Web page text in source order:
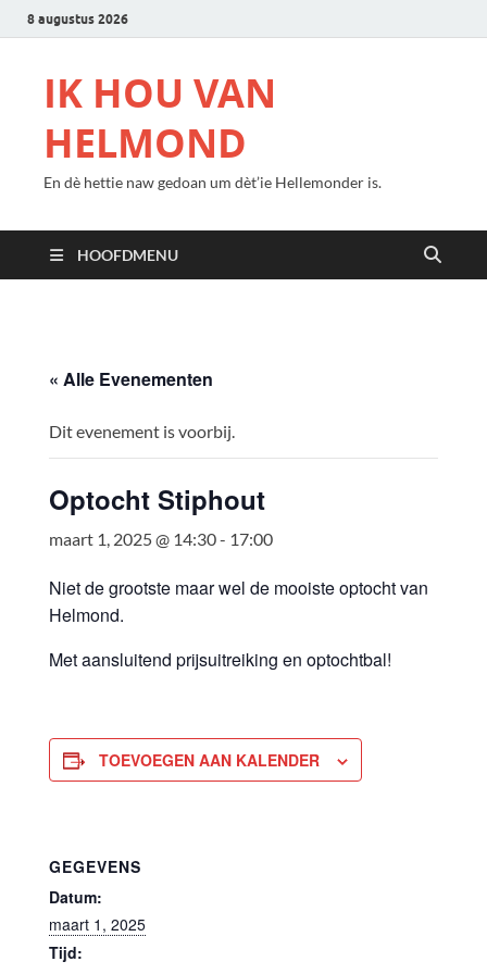
8 augustus 2026
IK HOU VAN
HELMOND
En dè hettie naw gedoan um dèt’ie Hellemonder is.
HOOFDMENU
« Alle Evenementen
Dit evenement is voorbij.
Optocht Stiphout
maart 1, 2025 @ 14:30- 17:00
Niet de grootste maar wel de mooiste optocht van
Helmond.
Met aansluitend prijsuitreiking en optochtbal!
TOEVOEGEN AAN KALENDER
GEGEVENS
Datum:
maart 1, 2025
Tijd: